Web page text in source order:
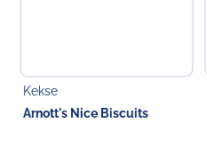
Kekse
Arnott's Nice Biscuits